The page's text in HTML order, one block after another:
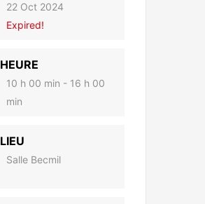
22 Oct 2024
Expired!
HEURE
10 h 00 min - 16 h 00
min
LIEU
Salle Becmil